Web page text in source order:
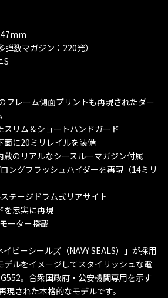
数マガジン：220発）
S
フレーム側面プリントも再現されたダー
スリム＆ショートハンドガード
面に20ミリレイルを装備
蔵のリアルなシースルーマガジン付属
ングフラッシュハイダーを再現（14ミリ
テージドラム式リアサイト
を忠実に再現
ーター搭載
ビーシールズ（NAVY SEALS）」が採用
デルをイメージしてスタイリッシュな電
。合衆国政府・公安機関専用を示す
現された本格的なモデルです。